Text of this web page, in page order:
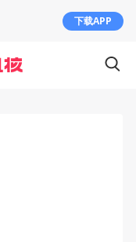
下载APP